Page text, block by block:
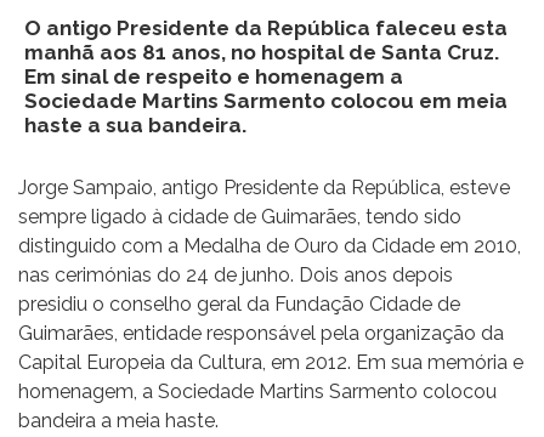
O antigo Presidente da República faleceu esta
manhã aos 81 anos, no hospital de Santa Cruz.
Em sinal de respeito e homenagem a
Sociedade Martins Sarmento colocou em meia
haste a sua bandeira.
Jorge Sampaio, antigo Presidente da República, esteve
sempre ligado à cidade de Guimarães, tendo sido
distinguido com a Medalha de Ouro da Cidade em 2010,
nas cerimónias do 24 de junho. Dois anos depois
presidiu o conselho geral da Fundação Cidade de
Guimarães, entidade responsável pela organização da
Capital Europeia da Cultura, em 2012. Em sua memória e
homenagem, a Sociedade Martins Sarmento colocou
bandeira a meia haste.